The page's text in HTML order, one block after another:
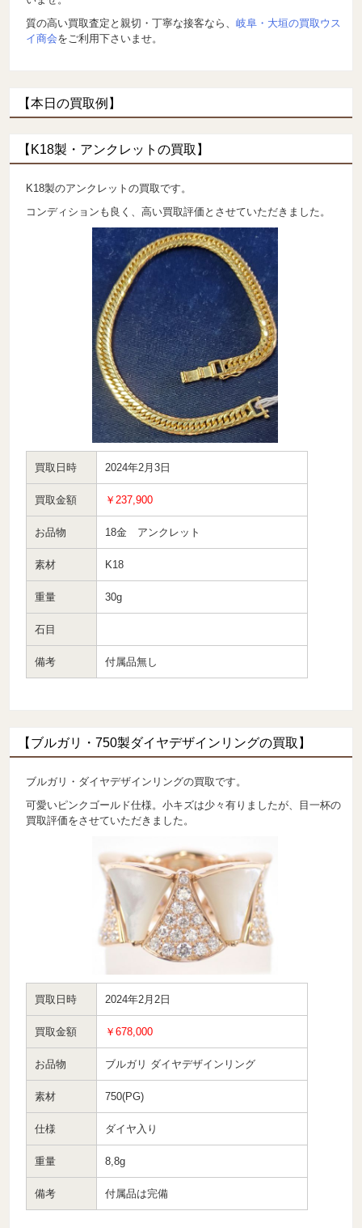
質の高い買取査定と親切・丁寧な接客なら、岐阜・大垣の買取ウス
イ商会をご利用下さいませ。
【本日の買取例】
【K18製・アンクレットの買取】
K18製のアンクレットの買取です。
コンディションも良く、高い買取評価とさせていただきました。
買取日時 2024年2月3日
買取金額 ￥237,900
お品物 18金 アンクレット
素材 K18
重量 30g
石目
備考 付属品無し
【ブルガリ・750製ダイヤデザインリングの買取】
ブルガリ・ダイヤデザインリングの買取です。
可愛いピンクゴールド仕様。小キズは少々有りましたが、目一杯の
買取評価をさせていただきました。
買取日時 2024年2月2日
買取金額 ￥678,000
お品物 ブルガリ ダイヤデザインリング
素材 750(PG)
仕様 ダイヤ入り
重量 8,8g
備考 付属品は完備